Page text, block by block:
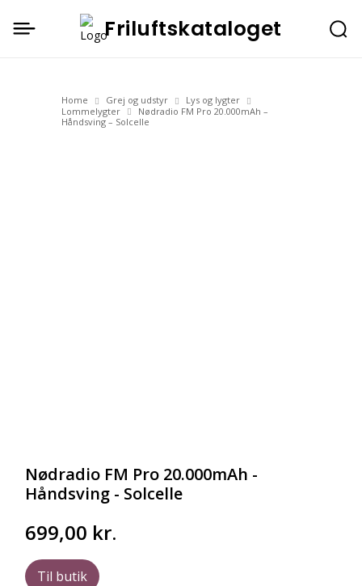
Friluftskataloget
Home Grej og udstyr
Lys og lygter
Lommelygter
Nødradio FM Pro 20.000mAh –
Håndsving – Solcelle
Nødradio FM Pro 20.000mAh -
Håndsving - Solcelle
699,00 kr.
Til butik